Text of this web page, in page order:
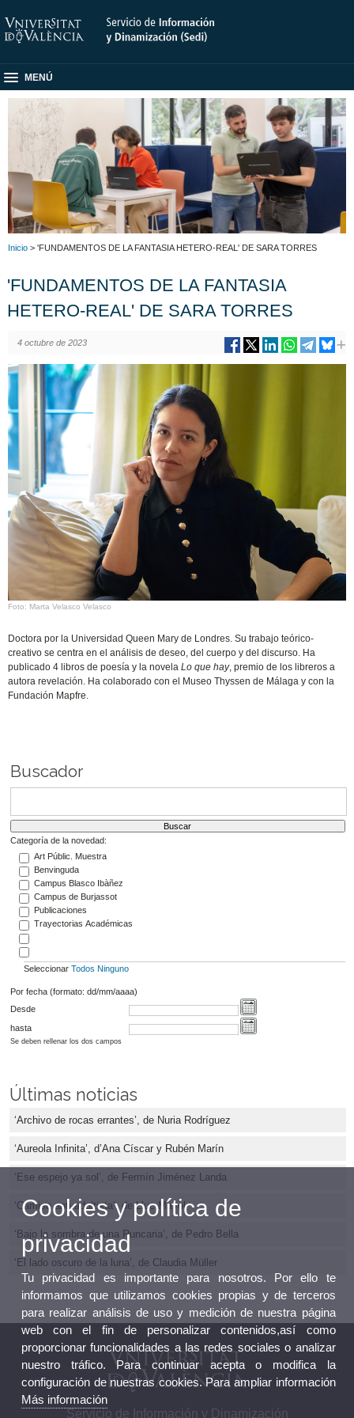
MENÚ
Inicio > 'FUNDAMENTOS DE LA FANTASIA HETERO-REAL' DE SARA TORRES
'FUNDAMENTOS DE LA FANTASIA
HETERO-REAL' DE SARA TORRES
4 octubre de 2023
Foto: Marta Velasco Velasco
Doctora por la Universidad Queen Mary de Londres. Su trabajo teórico-
creativo se centra en el análisis de deseo, del cuerpo y del discurso. Ha
publicado 4 libros de poesía y la novelaLo que hay, premio de los libreros a
autora revelación. Ha colaborado con el Museo Thyssen de Málaga y con la
Fundación Mapfre.
Buscador
Categoría de la novedad:
Art Públic. Muestra
Benvinguda
Campus Blasco Ibàñez
Campus de Burjassot
Publicaciones
Trayectorias Académicas
Seleccionar Todos Ninguno
Por fecha (formato: dd/mm/aaaa)
Desde
hasta
Se deben rellenar los dos campos
Últimas noticias
‘Archivo de rocas errantes’, de Nuria Rodríguez
‘Aureola Infinita’, d’Ana Císcar y Rubén Marín
‘Ese espejo ya sol’, de Fermín Jiménez Landa
‘Camisa anti-adultista’, de Lluc Mayol
‘Bajo la sombra de una Runcaria’, de Pedro Bella
‘El lado oscuro de la luna’, de Claudia Müller
Servicio de Información y Dinamización
Cookies y política de
privacidad
Tu privacidad es importante para nosotros. Por ello te
informamos que utilizamos cookies propias y de terceros
para realizar análisis de uso y medición de nuestra página
web con el fin de personalizar contenidos,así como
proporcionar funcionalidades a las redes sociales o analizar
nuestro tráfico. Para continuar acepta o modifica la
configuración de nuestras cookies. Para ampliar información
Más información